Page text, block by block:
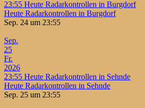
23:55 Heute Radarkontrollen in Burgdorf
Heute Radarkontrollen in Burgdorf
Sep. 24 um 23:55
Sep.
25
Fr.
2026
23:55 Heute Radarkontrollen in Sehnde
Heute Radarkontrollen in Sehnde
Sep. 25 um 23:55